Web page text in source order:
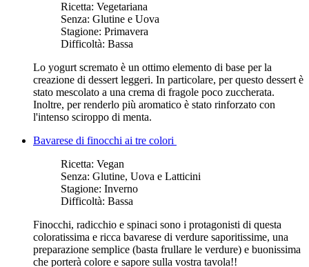
Ricetta: Vegetariana
Senza: Glutine e Uova
Stagione: Primavera
Difficoltà: Bassa
Lo yogurt scremato è un ottimo elemento di base per la
creazione di dessert leggeri. In particolare, per questo dessert è
stato mescolato a una crema di fragole poco zuccherata.
Inoltre, per renderlo più aromatico è stato rinforzato con
l'intenso sciroppo di menta.
Bavarese di finocchi ai tre colori
Ricetta: Vegan
Senza: Glutine, Uova e Latticini
Stagione: Inverno
Difficoltà: Bassa
Finocchi, radicchio e spinaci sono i protagonisti di questa
coloratissima e ricca bavarese di verdure saporitissime, una
preparazione semplice (basta frullare le verdure) e buonissima
che porterà colore e sapore sulla vostra tavola!!